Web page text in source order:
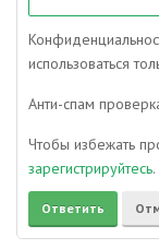
использоваться
Анти-спам
Чтобы избежать
зарегистрируйтесь.